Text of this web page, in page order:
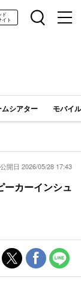
ド
イト
シアター モバイ
公開日 2026/05/28 17:43
ーカーインシュ